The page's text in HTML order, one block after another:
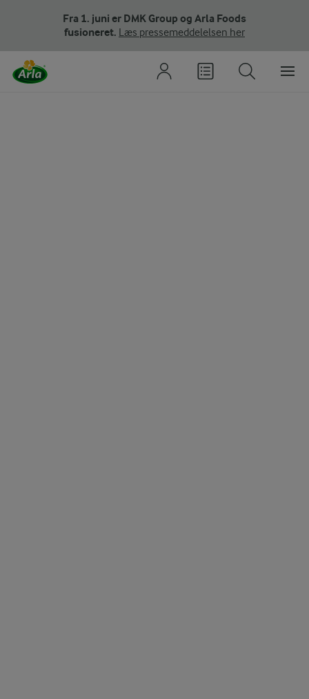
Fra 1. juni er DMK Group og Arla Foods
fusioneret. Læs pressemeddelelsen her